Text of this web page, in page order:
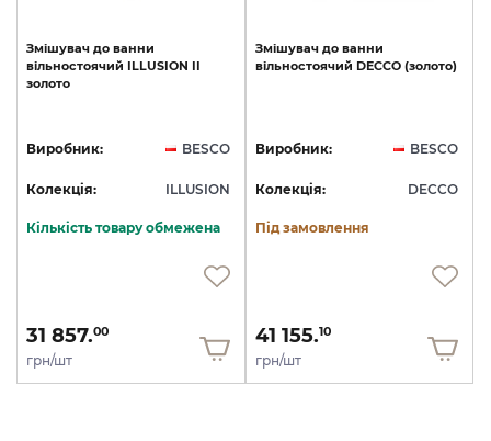
Змішувач до ванни
вільностоячий ILLUSION II
золото
Виробник: BESCO
Колекція: ILLUSION
Кількість товару обмежена
31 857.00
грн/шт
Змішувач до ванни
вільностоячий DECCO (золото)
Виробник: BESCO
Колекція: DECCO
Під замовлення
41 155.10
грн/шт